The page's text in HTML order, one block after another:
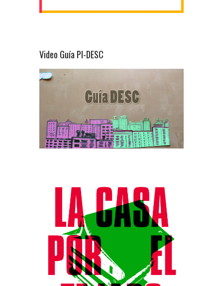
Video Guía PI-DESC